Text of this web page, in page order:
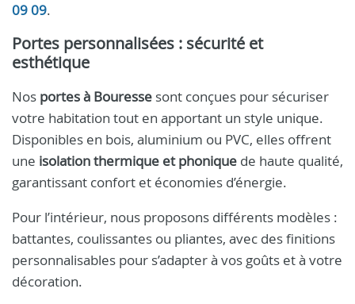
09 09.
Portes personnalisées : sécurité et
esthétique
Nos portes à Bouresse sont conçues pour sécuriser
votre habitation tout en apportant un style unique.
Disponibles en bois, aluminium ou PVC, elles offrent
une isolation thermique et phonique de haute qualité,
garantissant confort et économies d’énergie.
Pour l’intérieur, nous proposons différents modèles :
battantes, coulissantes ou pliantes, avec des finitions
personnalisables pour s’adapter à vos goûts et à votre
décoration.